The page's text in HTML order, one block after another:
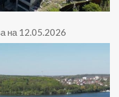
на 12.05.2026